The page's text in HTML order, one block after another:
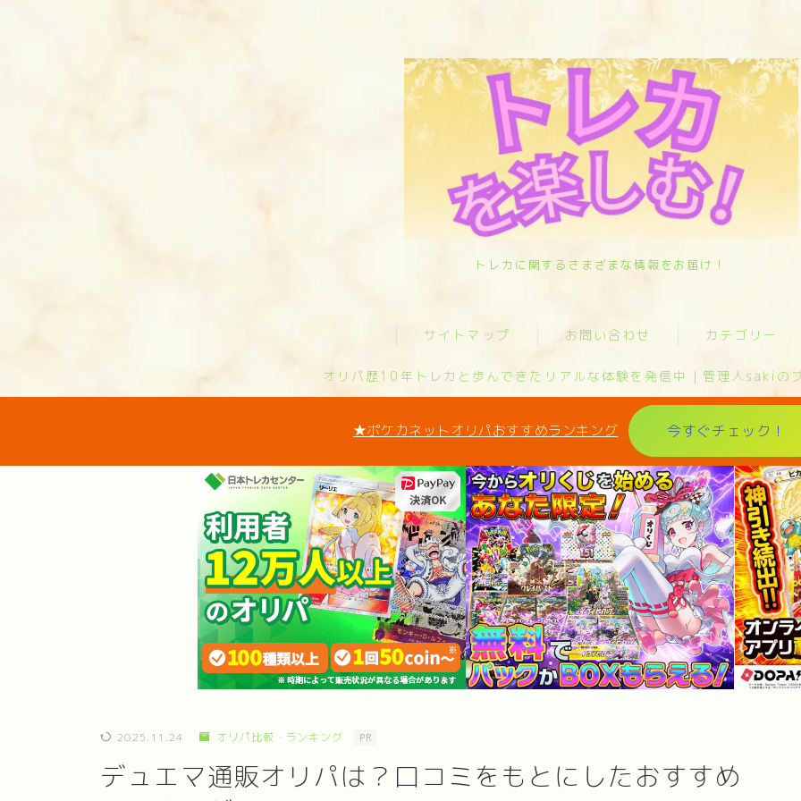
トレカに関するさまざまな情報をお届け！
サイトマップ お問い合わせ カテゴリー
オリパ歴10年トレカと歩んできたリアルな体験を発信中｜管理人sakiの
サイトマップ
お問い合わせ
オリパ歴10年トレカと歩んできたリアル
ール
★ポケカネットオリパおすすめランキング 今すぐチェック！
2025.11.24 オリパ比較・ランキング PR
デュエマ通販オリパは？口コミをもとにしたおすすめ